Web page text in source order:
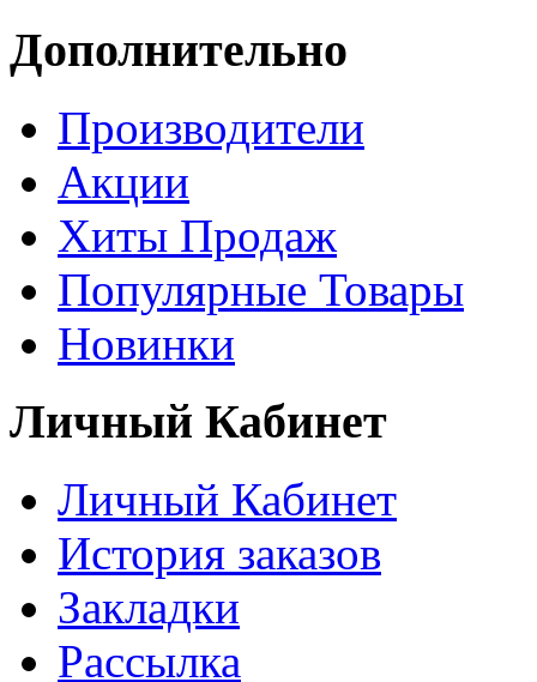
Дополнительно
Производители
Акции
Хиты Продаж
Популярные Товары
Новинки
Личный Кабинет
Личный Кабинет
История заказов
Закладки
Рассылка